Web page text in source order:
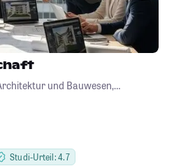
und Bauwesen,
Studi-Urteil: 4.7